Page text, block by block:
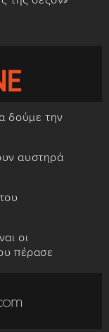
δούμε την
αυστηρά
οι
πέρασε